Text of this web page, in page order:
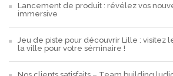
Lancement de produit : révélez vos
immersive
Jeu de piste pour découvrir Lille : visitez
la ville pour votre séminaire !